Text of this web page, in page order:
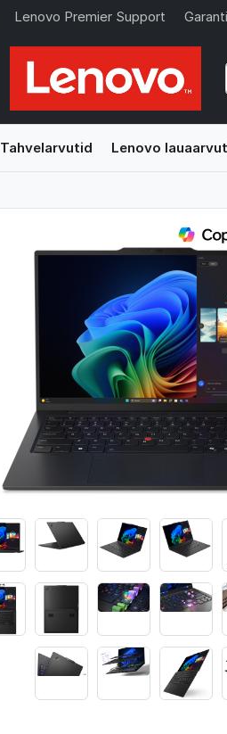
Lenovo Premier Support
Tahvelarvutid Lenovo